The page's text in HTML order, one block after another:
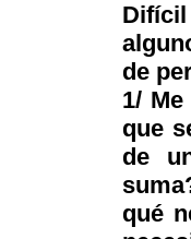
de
1/
que
de
qué